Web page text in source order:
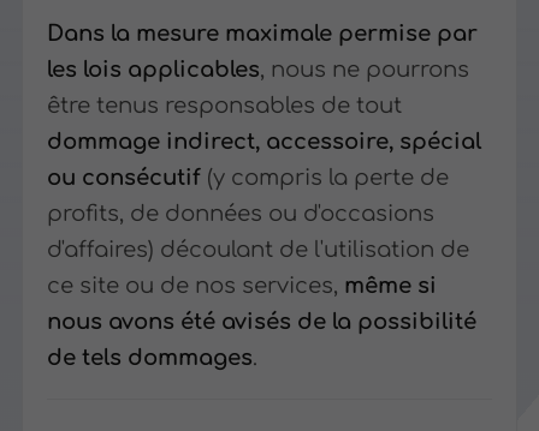
Dans la mesure maximale permise par
les lois applicables, nous ne pourrons
être tenus responsables de tout
dommage indirect, accessoire, spécial
ou consécutif (y compris la perte de
profits, de données ou d'occasions
d'affaires) découlant de l'utilisation de
ce site ou de nos services, même si
nous avons été avisés de la possibilité
de tels dommages.